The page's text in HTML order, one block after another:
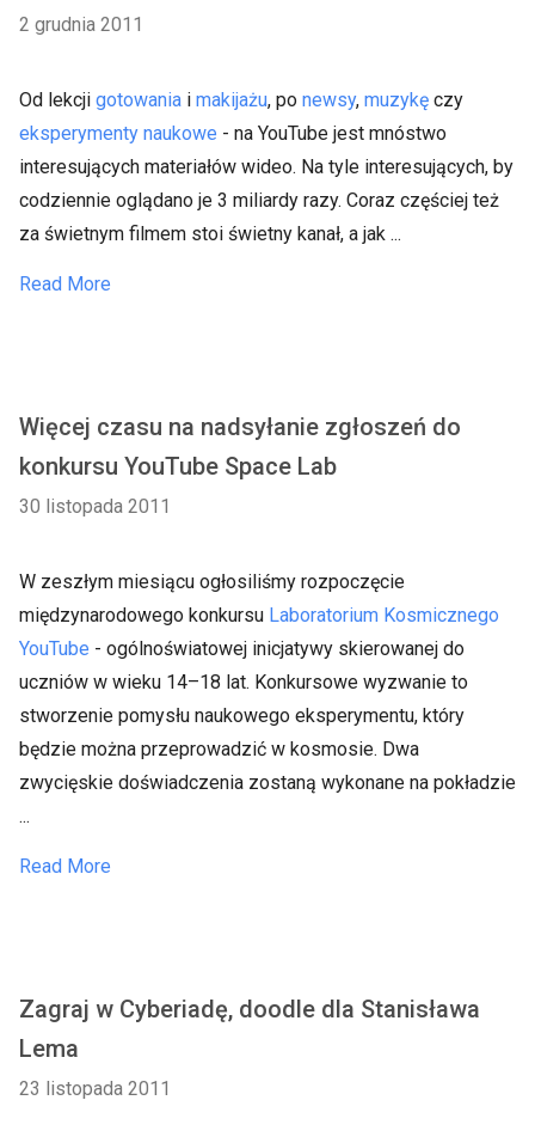
2 grudnia 2011
Od lekcji gotowania i makijażu, po newsy, muzykę czy
eksperymenty naukowe - na YouTube jest mnóstwo
interesujących materiałów wideo. Na tyle interesujących, by
codziennie oglądano je 3 miliardy razy. Coraz częściej też
za świetnym filmem stoi świetny kanał, a jak ...
Read More
Więcej czasu na nadsyłanie zgłoszeń do
konkursu YouTube Space Lab
30 listopada 2011
W zeszłym miesiącu ogłosiliśmy rozpoczęcie
międzynarodowego konkursu Laboratorium Kosmicznego
YouTube - ogólnoświatowej inicjatywy skierowanej do
uczniów w wieku 14–18 lat. Konkursowe wyzwanie to
stworzenie pomysłu naukowego eksperymentu, który
będzie można przeprowadzić w kosmosie. Dwa
zwycięskie doświadczenia zostaną wykonane na pokładzie
...
Read More
Zagraj w Cyberiadę, doodle dla Stanisława
Lema
23 listopada 2011